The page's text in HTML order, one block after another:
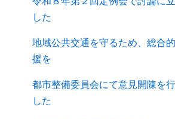
した
地域公共交通を守るため、総合
援を
都市整備委員会にて意見開陳を
した